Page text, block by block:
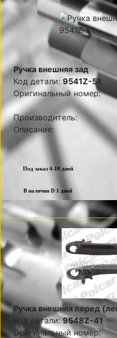
Ручка внешняя зад
Код детали: 9541Z-51
Оригинальный номер:
Производитель:
Описание:
Под заказ 4-10 дней
В наличии D 1 дней
Ручка внешняя перед
Код детали:9548Z-41
Оригинальный номер: